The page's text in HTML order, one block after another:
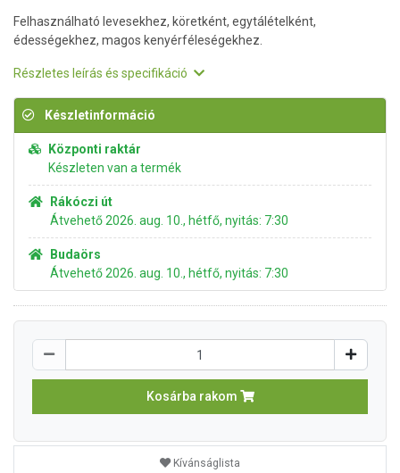
Felhasználható levesekhez, köretként, egytálételként,
édességekhez, magos kenyérféleségekhez.
Részletes leírás és specifikáció
Készletinformáció
Központi raktár
Készleten van a termék
Rákóczi út
Átvehető 2026. aug. 10., hétfő, nyitás: 7:30
Budaörs
Átvehető 2026. aug. 10., hétfő, nyitás: 7:30
Kosárba rakom
Kívánságlista